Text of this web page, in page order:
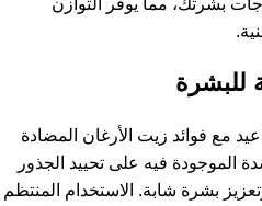
للبشرة
مع فوائد زيت الأرغان المضادة
الموجودة فيه على تحييد الجذور
بشرة شابة. الاستخدام المنتظم